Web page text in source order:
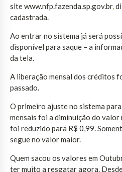
site www.nfp.fazenda.sp.gov.br,
cadastrada.
Ao entrar no sistema já será
disponível para saque – a
da tela.
A liberação mensal dos créditos
passado.
O primeiro ajuste no sistema
mensais foi a diminuição do valor
foi reduzido para R$ 0,99.
segue no valor maior.
Quem sacou os valores em
ter muito a resgatar agora.